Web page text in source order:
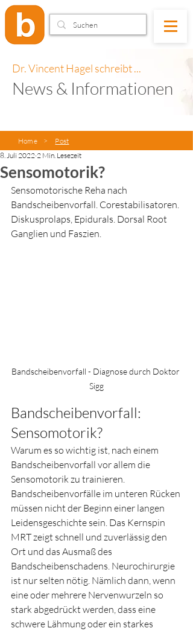
Dr. Vincent Hagel schreibt ...
News & Informationen
Home > Post
Sensomotorik?
8. Juli 2022 2 Min. Lesezeit
Sensomotorische Reha nach
Bandscheibenvorfall. Corestabilisatoren.
Diskusprolaps, Epidurals. Dorsal Root
Ganglien und Faszien.
Bandscheibenvorfall - Diagnose durch Doktor
Sigg
Bandscheibenvorfall:
Sensomotorik?
Warum es so wichtig ist, nach einem
Bandscheibenvorfall vor allem die
Sensomotorik zu trainieren.
Bandscheibenvorfälle im unteren Rücken
müssen nicht der Beginn einer langen
Leidensgeschichte sein. Das Kernspin
MRT zeigt schnell und zuverlässig den
Ort und das Ausmaß des
Bandscheibenschadens. Neurochirurgie
ist nur selten nötig. Nämlich dann, wenn
eine oder mehrere Nervenwurzeln so
stark abgedrückt werden, dass eine
schwere Lähmung oder ein starkes